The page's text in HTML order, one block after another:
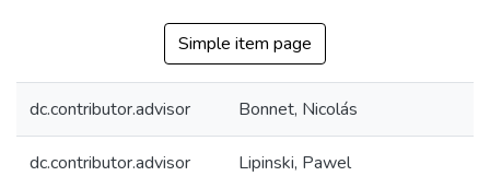
Simple item page
dc.contributor.advisor Bonnet, Nicolás
dc.contributor.advisor Lipinski, Pawel